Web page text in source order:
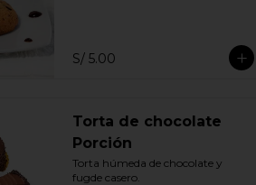
S/ 5.00
Torta de chocolate
Porción
Torta húmeda de chocolate y
fugde casero.